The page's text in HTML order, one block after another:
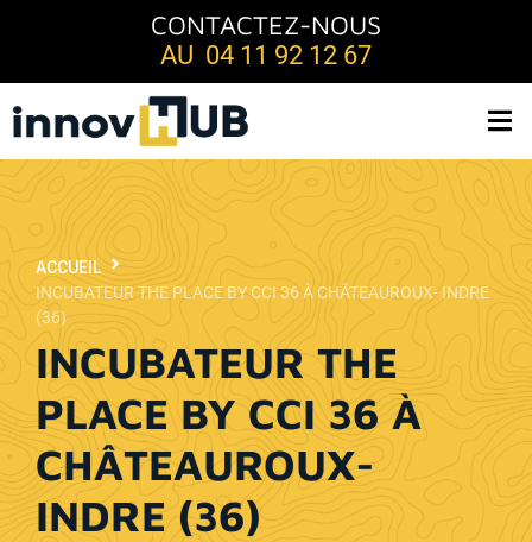
CONTACTEZ-NOUS
AU 04 11 92 12 67
INCUBATEUR THE
PLACE BY CCI 36 À
CHÂTEAUROUX-
INDRE (36)
ACCUEIL
INCUBATEUR THE PLACE BY CCI 36 À CHÂTEAUROUX- INDRE
(36)